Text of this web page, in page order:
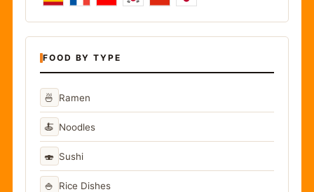
FOOD BY TYPE
🍜 Ramen
🍝 Noodles
🍣 Sushi
🍚 Rice Dishes